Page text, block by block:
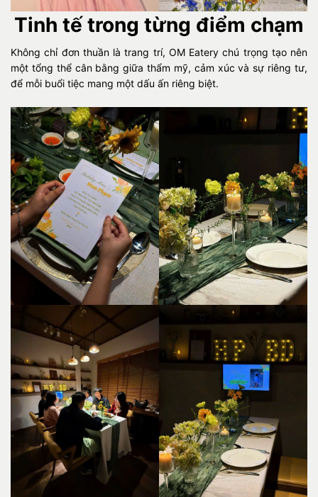
Tinh tế trong từng điểm chạm
Không chỉ đơn thuần là trang trí, OM Eatery chú trọng tạo nên
một tổng thể cân bằng giữa thẩm mỹ, cảm xúc và sự riêng tư,
để mỗi buổi tiệc mang một dấu ấn riêng biệt.